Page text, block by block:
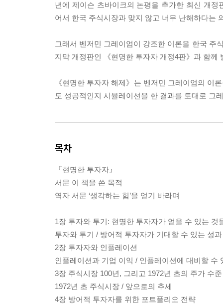
년에 제이슨 츠바이크의 논평을 추가한 최신 개
어서 한국 주식시장과 맞지 않고 너무 난해하다는
그래서 벤저민 그레이엄이 강조한 이론을 한국 주
지막 개정판인 《현명한 투자자 개정4판》과 함께
《현명한 투자자 해제》는 벤저민 그레이엄의 이
도 성공적인지 시뮬레이션을 한 결과를 토대로 그
목차
『현명한 투자자』
서문 이 책을 쓴 목적
역자 서문 ‘생각하는 힘’을 얻기 바라며
1장 투자와 투기: 현명한 투자자가 얻을 수 있는 것
투자와 투기 / 방어적 투자자가 기대할 수 있는 성
2장 투자자와 인플레이션
인플레이션과 기업 이익 / 인플레이션에 대비할 수
3장 주식시장 100년, 그리고 1972년 초의 주가 수준
1972년 초 주식시장 / 앞으로의 추세
4장 방어적 투자자를 위한 포트폴리오 전략